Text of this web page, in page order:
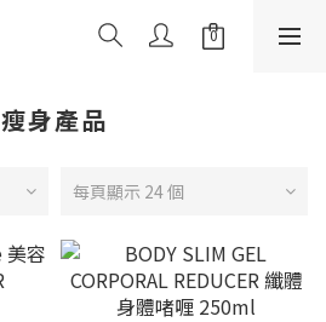
瘦身產品
每頁顯示 24 個